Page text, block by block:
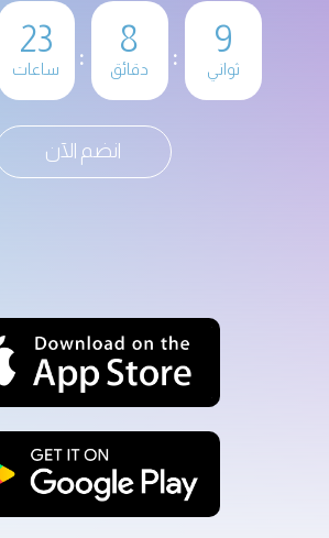
23
ساعات
8
دقائق
9
ثواني
انضم الآن